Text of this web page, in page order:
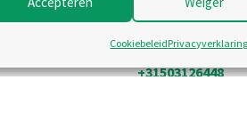
Cookiebeleid
KVK: 02043931
+31503126448